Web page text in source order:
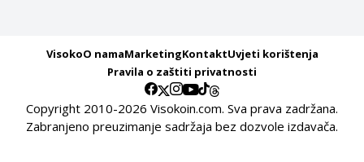
VisokoO namaMarketingKontaktUvjeti korištenja
Pravila o zaštiti privatnosti
Copyright 2010-2026 Visokoin.com. Sva prava zadržana.
Zabranjeno preuzimanje sadržaja bez dozvole izdavača.